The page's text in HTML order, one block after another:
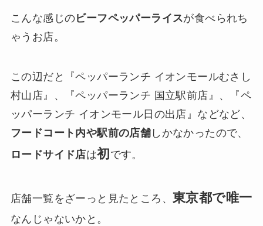
こんな感じのビーフペッパーライスが食べられち
ゃうお店。
この辺だと『ペッパーランチ イオンモールむさし
村山店』、『ペッパーランチ 国立駅前店』、『ペ
ッパーランチ イオンモール日の出店』などなど、
フードコート内や駅前の店舗 しかなかったので、
ロードサイド店は初です。
店舗一覧をざーっと見たところ、 東京都で唯一
なんじゃないかと。